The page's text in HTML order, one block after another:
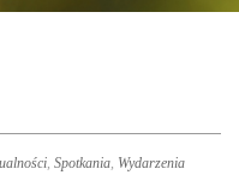
, Spotkania, Wydarzenia